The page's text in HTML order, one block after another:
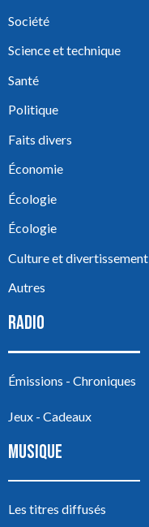
Société
Science et technique
Santé
Politique
Faits divers
Économie
Écologie
Écologie
Culture et divertissement
Autres
RADIO
Émissions - Chroniques
Jeux - Cadeaux
MUSIQUE
Les titres diffusés